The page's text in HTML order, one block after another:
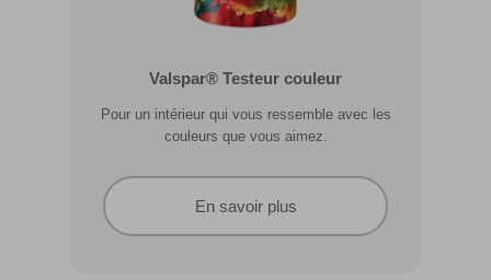
Valspar® Testeur couleur
Pour un intérieur qui vous ressemble avec les
couleurs que vous aimez.
En savoir plus
Valspar® Pro Extérieur Boiseries et
Résiste aux fissures et à l’écaillage. Résiste aux